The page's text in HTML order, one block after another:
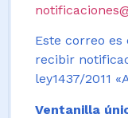
Este correo
recibir
ley1437/2011
Ventanilla